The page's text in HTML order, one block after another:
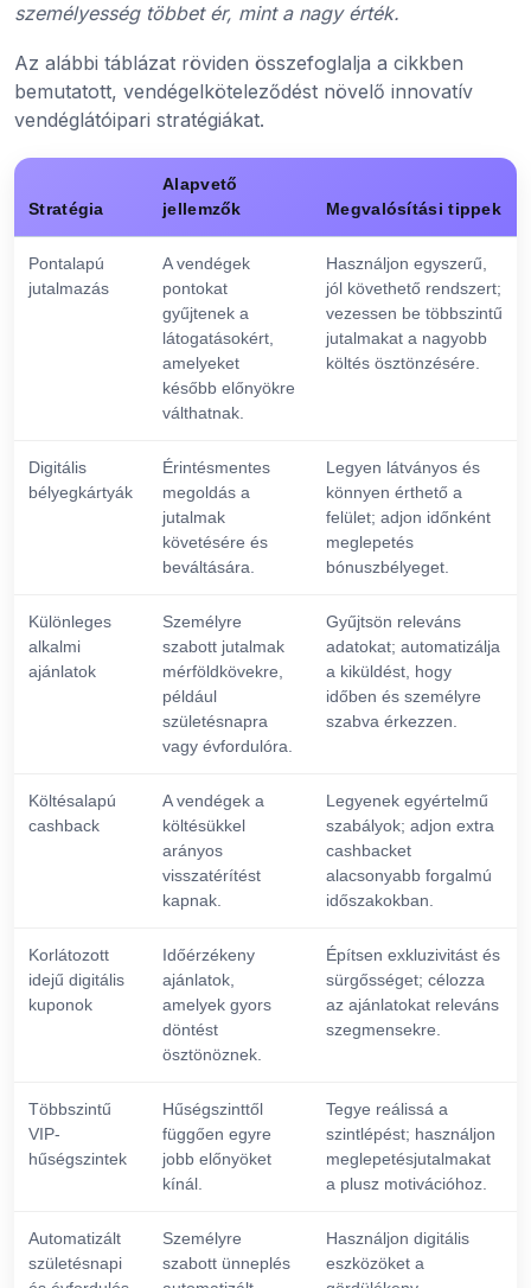
személyesség többet ér, mint a nagy érték.
Az alábbi táblázat röviden összefoglalja a cikkben
bemutatott, vendégelköteleződést növelő innovatív
vendéglátóipari stratégiákat.
Stratégia
Alapvető
jellemzők
Megvalósítási tippek
Pontalapú
jutalmazás
A vendégek
pontokat
gyűjtenek a
látogatásokért,
amelyeket
később előnyökre
válthatnak.
Használjon egyszerű,
jól követhető rendszert;
vezessen be többszintű
jutalmakat a nagyobb
költés ösztönzésére.
Digitális
bélyegkártyák
Érintésmentes
megoldás a
jutalmak
követésére és
beváltására.
Legyen látványos és
könnyen érthető a
felület; adjon időnként
meglepetés
bónuszbélyeget.
Különleges
alkalmi
ajánlatok
Személyre
szabott jutalmak
mérföldkövekre,
például
születésnapra
vagy évfordulóra.
Gyűjtsön releváns
adatokat; automatizálja
a kiküldést, hogy
időben és személyre
szabva érkezzen.
Költésalapú
cashback
A vendégek a
költésükkel
arányos
visszatérítést
kapnak.
Legyenek egyértelmű
szabályok; adjon extra
cashbacket
alacsonyabb forgalmú
időszakokban.
Korlátozott
idejű digitális
kuponok
Időérzékeny
ajánlatok,
amelyek gyors
döntést
ösztönöznek.
Építsen exkluzivitást és
sürgősséget; célozza
az ajánlatokat releváns
szegmensekre.
Többszintű
VIP-
hűségszintek
Hűségszinttől
függően egyre
jobb előnyöket
kínál.
Tegye reálissá a
szintlépést; használjon
meglepetésjutalmakat
a plusz motivációhoz.
Automatizált
születésnapi
Személyre
szabott ünneplés
Használjon digitális
eszközöket a